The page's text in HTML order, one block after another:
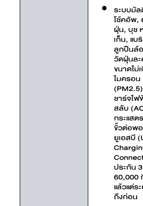
ระบบมั
โช้คอัพ,
ฝุ่น, บุช
เก็น, แบ
ลูกปืนล้
วัดฝุ่นล
ขนาดไม่
ไมครอน
ชาร์จไฟ
สลับ
กระแสต
ขั้วต่อพ
ยูเอสบี
ประกัน
60,000
แล้วแต่ร
ถึงก่อน